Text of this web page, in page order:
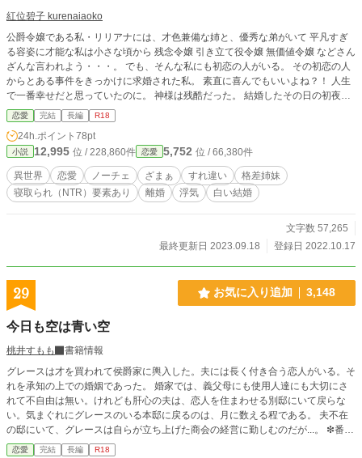
紅位碧子 kurenaiaoko
公爵令嬢である私・リリアナには、才色兼備な姉と、優秀な弟がいて 平凡すぎ
る容姿に才能な私は小さな頃から 残念令嬢 引き立て役令嬢 無価値令嬢 などさん
ざんな言われよう・・・。 でも、そんな私にも初恋の人がいる。 その初恋の人
からとある事件をきっかけに求婚された私。 素直に喜んでもいいよね？！ 人生
で一番幸せだと思っていたのに。 神様は残酷だった。 結婚したその日の初夜。
初恋の夫から言われたのは、 愛する人がいるから白い結婚でーーと。 おまけ
に、その愛する人は私が良く知る人物だった。 だから、私は人生最大の賭けに
出ることにした。 自分の命を賭けた復讐しようと計画し実行することになるの
だが？！ この物語は、ずっと無価値だと思い込んでいた主人公が 人生をやり直
すべく自分の価値を取り戻して幸せになるまでの物語です♪ ＊誤字脱字多数ある
かと思います。 ＊初心者につき表現稚拙ですので温かく見守ってくださいませ
＊ゆるふわ設定です
恋愛 完結 長編 R18
24h.ポイント 78pt
小説 12,995 位 / 228,860件 恋愛 5,752 位 / 66,380件
異世界 恋愛 ノーチェ ざまぁ すれ違い
格差姉妹
寝取られ（NTR）要素あり
離婚 浮気 白い結婚
文字数 57,265
最終更新日 2023.09.18
登録日 2022.10.17
29 お気に入り追加 3,148
今日も空は青い空
桃井すもも
書籍情報
グレースは才を買われて侯爵家に輿入した。夫には長く付き合う恋人がいる。そ
れを承知の上での婚姻であった。 婚家では、義父母にも使用人達にも大切にさ
れて不自由は無い。けれども肝心の夫は、恋人を住まわせる別邸にいて戻らな
い。気まぐれにグレースのいる本邸に戻るのは、月に数える程である。 夫不在
の邸にいて、グレースは自らが立ち上げた商会の経営に勤しむのだが...。 ❇番外
編完結致しました。 加筆に伴い全体的な微修正を致しております。 その際、沢
恋愛 完結 長編 R18